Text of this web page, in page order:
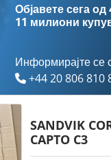
Објавете сега од
11 милиони
Информирајте се
+44 20 806 810
SANDVIK
CAPTO C3